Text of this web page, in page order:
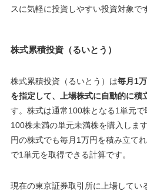
スに気軽に投資しやすい投資対象で
株式累積投資（るいとう）
株式累積投資（るいとう）は毎月1
を指定して、上場株式に自動的に積
す。株式は通常100株となる1単元
100株未満の単元未満株を購入しま
円の株式でも毎月1万円を積み立て
で1単元を取得できる計算です。
現在の東京証券取引所に上場してい